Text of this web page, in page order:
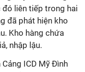
liên tiếp trong hai
đã phát hiện kho
Kho hàng chứa
nhập lậu.
ICD Mỹ Đình